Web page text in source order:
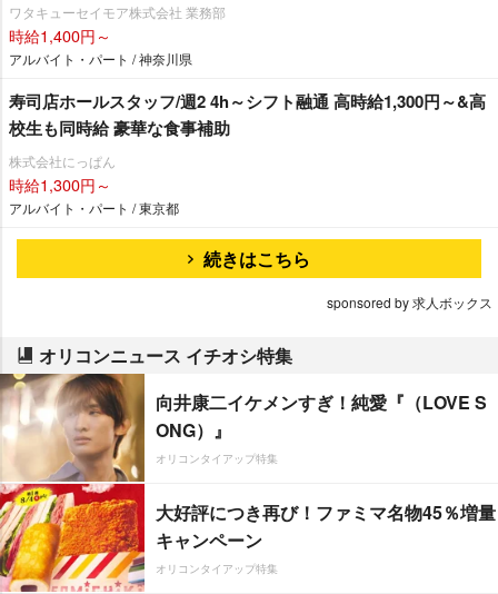
ワタキューセイモア株式会社 業務部
時給1,400円～
アルバイト・パート / 神奈川県
寿司店ホールスタッフ/週2 4h～シフト融通 高時給1,300円～&高
校生も同時給 豪華な食事補助
株式会社にっぱん
時給1,300円～
アルバイト・パート / 東京都
続きはこちら
sponsored by 求人ボックス
オリコンニュース イチオシ特集
向井康二イケメンすぎ！純愛『（LOVE S
ONG）』
オリコンタイアップ特集
大好評につき再び！ファミマ名物45％増量
キャンペーン
オリコンタイアップ特集